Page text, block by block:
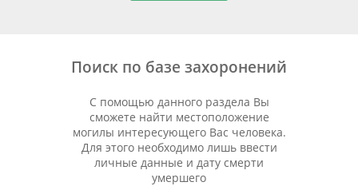
Поиск по базе захоронений
С помощью данного раздела Вы
сможете найти местоположение
могилы интересующего Вас человека.
Для этого необходимо лишь ввести
личные данные и дату смерти
умершего